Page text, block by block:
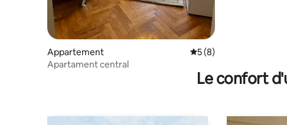
Appartement Évaluation moyenne
5 (8)
Apartament central
Le confort